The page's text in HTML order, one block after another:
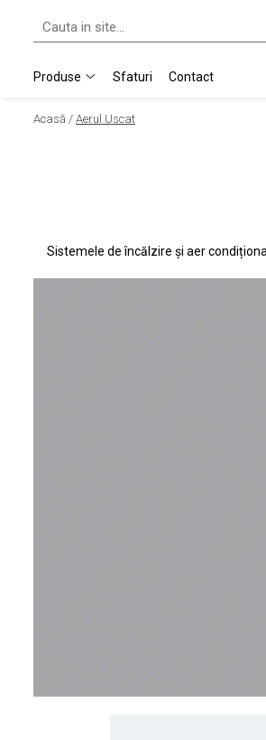
Umidificatoare
Purificatoare
Ventilatoare Air Shower
Produse Sfaturi Contact
Acasă / Aerul Uscat
Sistemele de încălzire și aer